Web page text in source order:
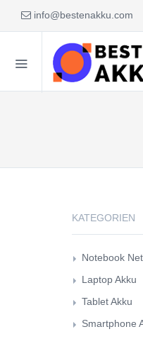
info@bestenakku.com
KATEGORIEN
Notebook
Laptop Akku
Tablet Akku
Smartphone